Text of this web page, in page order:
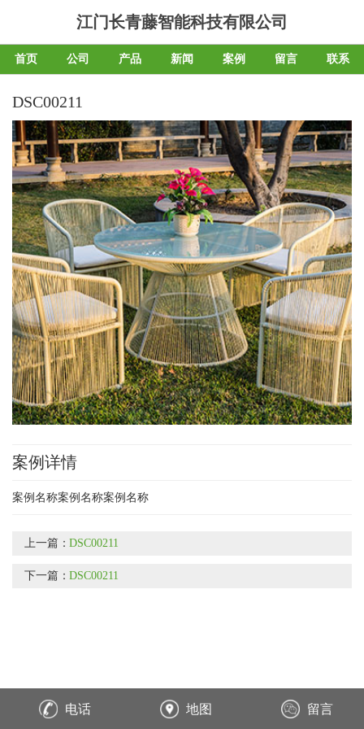
江门长青藤智能科技有限公司
首页 公司 产品 新闻 案例 留言 联系
DSC00211
案例详情
案例名称案例名称案例名称
上一篇：DSC00211
下一篇：DSC00211
电话 地图 留言